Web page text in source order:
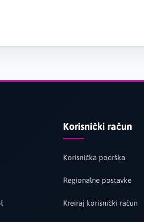
Korisnički račun
Korisnička podrška
Regionalne postavke
Kreiraj korisnički račun